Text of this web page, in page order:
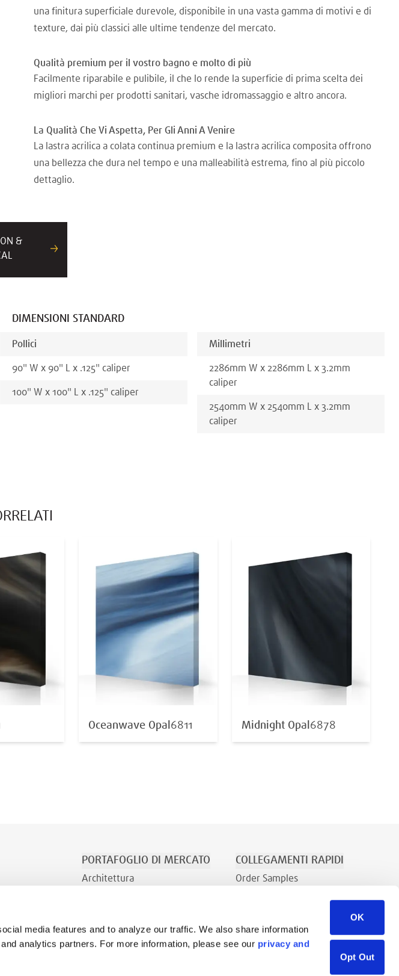
media features and to analyze our traffic. We also share information
analytics partners. For more information, please see our privacy and
OK
Opt Out
una finitura superficiale durevole, disponibile in una vasta gamma di motivi e di
texture, dai più classici alle ultime tendenze del mercato.
Qualità premium per il vostro bagno e molto di più
Facilmente riparabile e pulibile, il che lo rende la superficie di prima scelta dei
migliori marchi per prodotti sanitari, vasche idromassaggio e altro ancora.
La Qualità Che Vi Aspetta, Per Gli Anni A Venire
La lastra acrilica a colata continua premium e la lastra acrilica composita offrono
una bellezza che dura nel tempo e una malleabilità estrema, fino al più piccolo
dettaglio.
&
DIMENSIONI STANDARD
Pollici
90" W x 90" L x .125" caliper
100" W x 100" L x .125" caliper
Millimetri
2286mm W x 2286mm L x 3.2mm
caliper
2540mm W x 2540mm L x 3.2mm
caliper
Oceanwave Opal 6811 Midnight Opal 6878
PORTAFOGLIO DI MERCATO
Architettura
COLLEGAMENTI RAPIDI
Order Samples